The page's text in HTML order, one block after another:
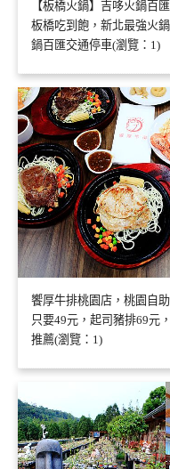
【板橋火鍋】吉哆火鍋百
板橋吃到飽，新北最強火
鍋百匯交通停車(瀏覽：1)
饗厚牛排桃園店，桃園自
只要49元，起司豬排69元
推薦(瀏覽：1)